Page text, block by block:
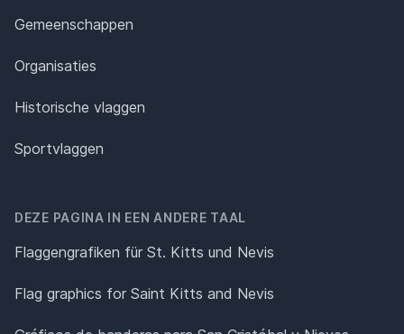
Gemeenschappen
Organisaties
Historische vlaggen
Sportvlaggen
DEZE PAGINA IN EEN ANDERE TAAL
Flaggengrafiken für St. Kitts und Nevis
Flag graphics for Saint Kitts and Nevis